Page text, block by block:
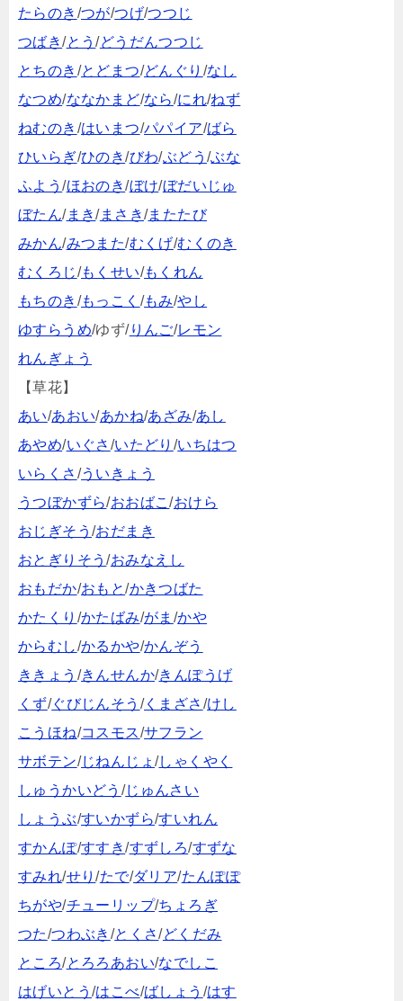
たらのき /つが/つげ/つつじ
つばき/とう/どうだんつつじ
とちのき /とどまつ/どんぐり /なし
なつめ/ななかまど/なら/にれ/ねず
ねむのき /はいまつ/パパイア/ばら
ひいらぎ/ひのき/びわ/ぶどう/ぶな
ふよう/ほおのき/ぼけ/ぼだいじゅ
ぼたん/まき/まさき/またたび
みかん/みつまた/むくげ/むくのき
むくろじ/もくせい/もくれん
もちのき /もっこく /もみ/やし
ゆすらうめ/ゆず/りんご/レモン
れんぎょう
【草花】
あい/あおい/あかね/あざみ/あし
あやめ/いぐさ /いたどり /いちはつ
いらくさ /ういきょう
うつぼかずら/おおばこ/おけら
おじぎそう /おだまき
おとぎりそう/おみなえし
おもだか/おもと/かきつばた
かたくり /かたばみ/がま /かや
からむし/かるかや/かんぞう
ききょう /きんせんか/きんぽうげ
くず/ぐびじんそう /くまざさ /けし
こうほね/コスモス/サフラン
サボテン/じねんじょ/しゃくやく
しゅうかいどう /じゅんさい
しょうぶ/すいかずら/すいれん
すかんぽ/すすき/すずしろ/すずな
すみれ/せり/たで/ダリア/たんぽぽ
ちがや/チューリップ/ちょろぎ
つた/つわぶき /とくさ/どくだみ
ところ/とろろあおい/なでしこ
はげいとう /はこべ/ばしょう /はす